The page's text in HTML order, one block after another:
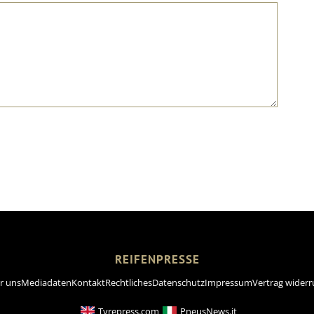
REIFENPRESSE
unsMediadatenKontaktRechtlichesDatenschutzImpressumVertrag
Tyrepress.com PneusNews.it